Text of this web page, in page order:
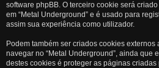
software phpBB. O terceiro cookie será
em “Metal Underground” e é usado para
assim sua experiência como utilizador.
Podem também ser criados cookies
navegar no “Metal Underground”, ainda que
destes cookies é proteger as páginas